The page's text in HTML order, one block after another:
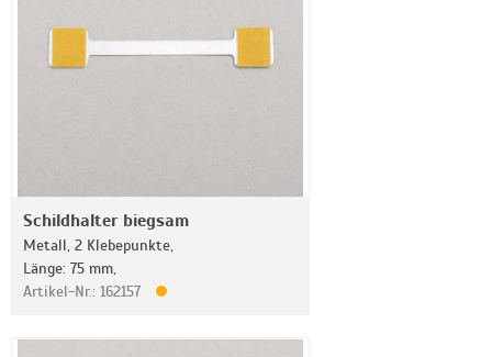
Schildhalter biegsam
Metall, 2 Klebepunkte,
Länge: 75 mm,
Artikel-Nr.: 162157